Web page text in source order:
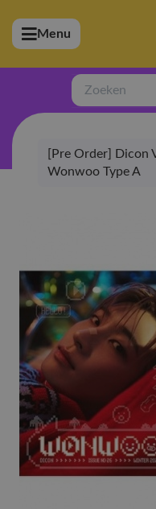
(Artiesten)
(Merchandise)
(Exclusive)
(Winkel)
Menu
Zoeken
[Pre Order]
Wonwoo Type A